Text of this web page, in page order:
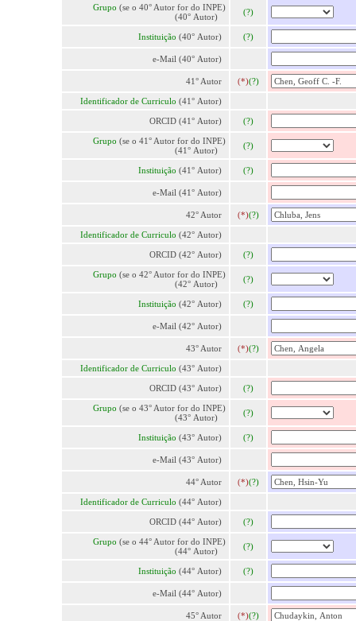
Grupo (se o 40° Autor for do INPE)
(40° Autor)
(?)
Instituição (40° Autor) (?)
e-Mail (40° Autor)
41° Autor (*)(?)
Identificador de Curriculo (41° Autor)
ORCID (41° Autor) (?)
Grupo (se o 41° Autor for do INPE)
(41° Autor)
(?)
Instituição (41° Autor) (?)
e-Mail (41° Autor)
42° Autor (*)(?)
Identificador de Curriculo (42° Autor)
ORCID (42° Autor) (?)
Grupo (se o 42° Autor for do INPE)
(42° Autor)
(?)
Instituição (42° Autor) (?)
e-Mail (42° Autor)
43° Autor (*)(?)
Identificador de Curriculo (43° Autor)
ORCID (43° Autor) (?)
Grupo (se o 43° Autor for do INPE)
(43° Autor)
(?)
Instituição (43° Autor) (?)
e-Mail (43° Autor)
44° Autor (*)(?)
Identificador de Curriculo (44° Autor)
ORCID (44° Autor) (?)
Grupo (se o 44° Autor for do INPE)
(44° Autor)
(?)
Instituição (44° Autor) (?)
e-Mail (44° Autor)
45° Autor (*)(?)